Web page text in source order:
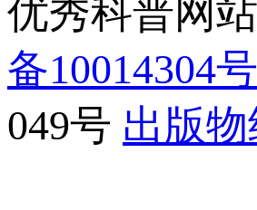
优秀科普网站
备10014304
049号 出版